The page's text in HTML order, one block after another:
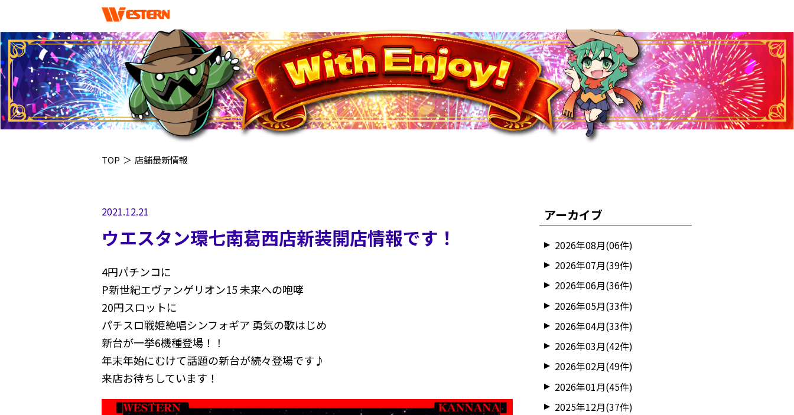
TOP ＞ 店舗最新情報
2021.12.21
ウエスタン環七南葛西店新装開店情報です！
4円パチンコに
P新世紀エヴァンゲリオン15 未来への咆哮
20円スロットに
パチスロ戦姫絶唱シンフォギア 勇気の歌はじめ
新台が一挙6機種登場！！
年末年始にむけて話題の新台が続々登場です♪
来店お待ちしています！
アーカイブ
2026年08月(06件)
2026年07月(39件)
2026年06月(36件)
2026年05月(33件)
2026年04月(33件)
2026年03月(42件)
2026年02月(49件)
2026年01月(45件)
2025年12月(37件)